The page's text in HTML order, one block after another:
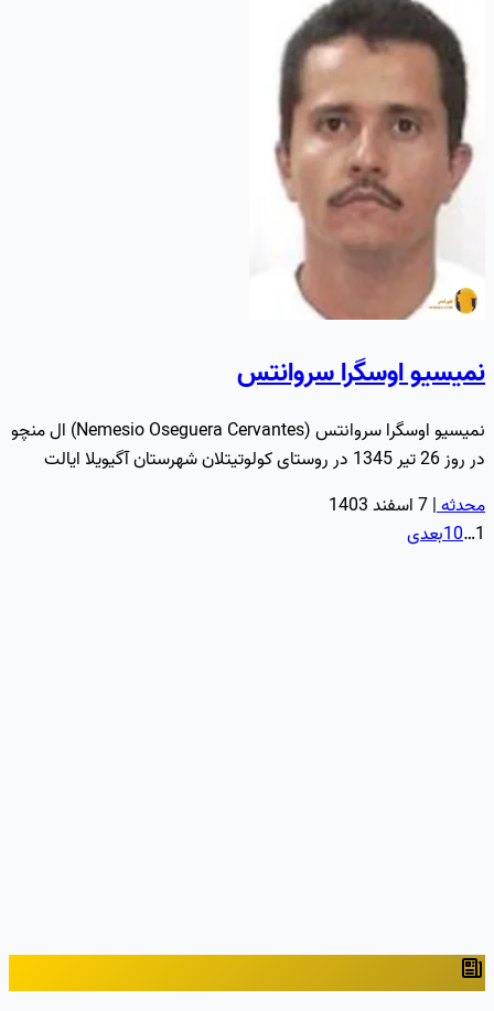
نمیسیو اوسگرا سروانتس
نمیسیو اوسگرا سروانتس (Nemesio Oseguera Cervantes) ال منچو
در روز 26 تیر 1345 در روستای کولوتیتلان شهرستان آگیویلا ایالت
محدثه|7 اسفند 1403
1
…
10بعدی